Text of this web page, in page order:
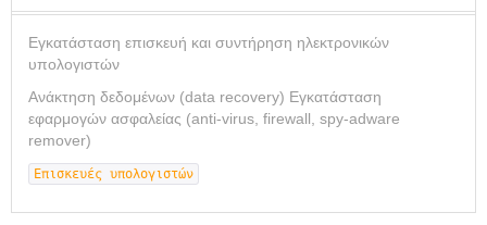
Εγκατάσταση επισκευή και συντήρηση ηλεκτρονικών
υπολογιστών
Ανάκτηση δεδομένων (data recovery) Εγκατάσταση
εφαρμογών ασφαλείας (anti-virus, firewall, spy-adware
remover)
Επισκευές υπολογιστών